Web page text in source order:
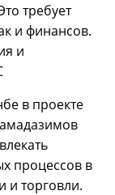
требует
и финансов.
и
в проекте
процессов в
и торговли.